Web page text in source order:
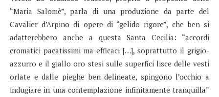
“Maria Salomè”, parla di una produzione da parte del
Cavalier d’Arpino di opere di “gelido rigore”, che ben si
adatterebbero anche a questa Santa Cecilia: “accordi
cromatici pacatissimi ma efficaci […], soprattutto il grigio-
azzurro e il giallo oro stesi sulle superfici lisce delle vesti
orlate e dalle pieghe ben delineate, spingono l’occhio a
indugiare in una contemplazione infinitamente tranquilla”